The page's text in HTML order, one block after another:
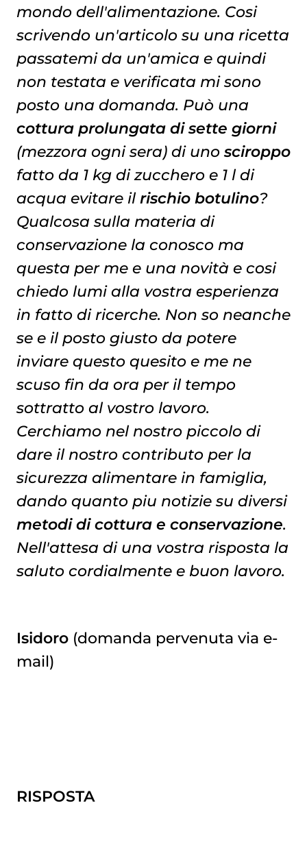
mondo dell'alimentazione. Cosi
scrivendo un'articolo su una ricetta
passatemi da un'amica e quindi
non testata e verificata mi sono
posto una domanda. Può una
cottura prolungata di sette giorni
(mezzora ogni sera) di unosciroppo
fatto da 1 kg di zucchero e 1 l di
acqua evitare ilrischio botulino?
Qualcosa sulla materia di
conservazione la conosco ma
questa per me e una novità e cosi
chiedo lumi alla vostra esperienza
in fatto di ricerche. Non so neanche
se e il posto giusto da potere
inviare questo quesito e me ne
scuso fin da ora per il tempo
sottratto al vostro lavoro.
Cerchiamo nel nostro piccolo di
dare il nostro contributo per la
sicurezza alimentare in famiglia,
dando quanto piu notizie su diversi
metodi di cottura e conservazione.
Nell'attesa di una vostra risposta la
saluto cordialmente e buon lavoro.
Isidoro(domanda pervenuta via e-
mail)
RISPOSTA